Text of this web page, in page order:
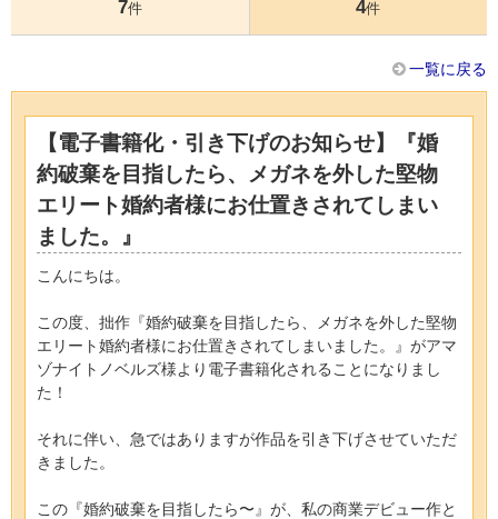
7件
4件
一覧に戻る
【電子書籍化・引き下げのお知らせ】『婚
約破棄を目指したら、メガネを外した堅物
エリート婚約者様にお仕置きされてしまい
ました。』
こんにちは。
この度、拙作『婚約破棄を目指したら、メガネを外した堅物
エリート婚約者様にお仕置きされてしまいました。』がアマ
ゾナイトノベルズ様より電子書籍化されることになりまし
た！
それに伴い、急ではありますが作品を引き下げさせていただ
きました。
この『婚約破棄を目指したら〜』が、私の商業デビュー作と